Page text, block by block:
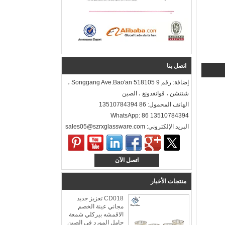
اتصل بنا
إضافة: رقم 9 Songgang Ave.Bao'an 518105 ،
شنتشن ، قوانغدونغ ، الصين
الهاتف المحمول: 86 13510784394
WhatsApp: 86 13510784394
البريد الإلكتروني: sales05@szrxglassware.com‍
اتصل الآن
منتجات الأخبار
CD018 تعزيز جديد
مجاني عينة الخصم
الاقمشه بيركلي شمعة
حامل المورد في الصين